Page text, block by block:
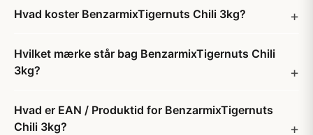
Hvad koster BenzarmixTigernuts Chili 3kg?
Hvilket mærke står bag BenzarmixTigernuts Chili
3kg?
Hvad er EAN / Produktid for BenzarmixTigernuts
Chili 3kg?